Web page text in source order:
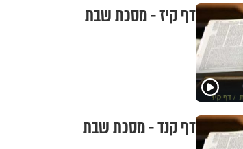
דף קיז - מסכת שבת
דף קנד - מסכת שבת